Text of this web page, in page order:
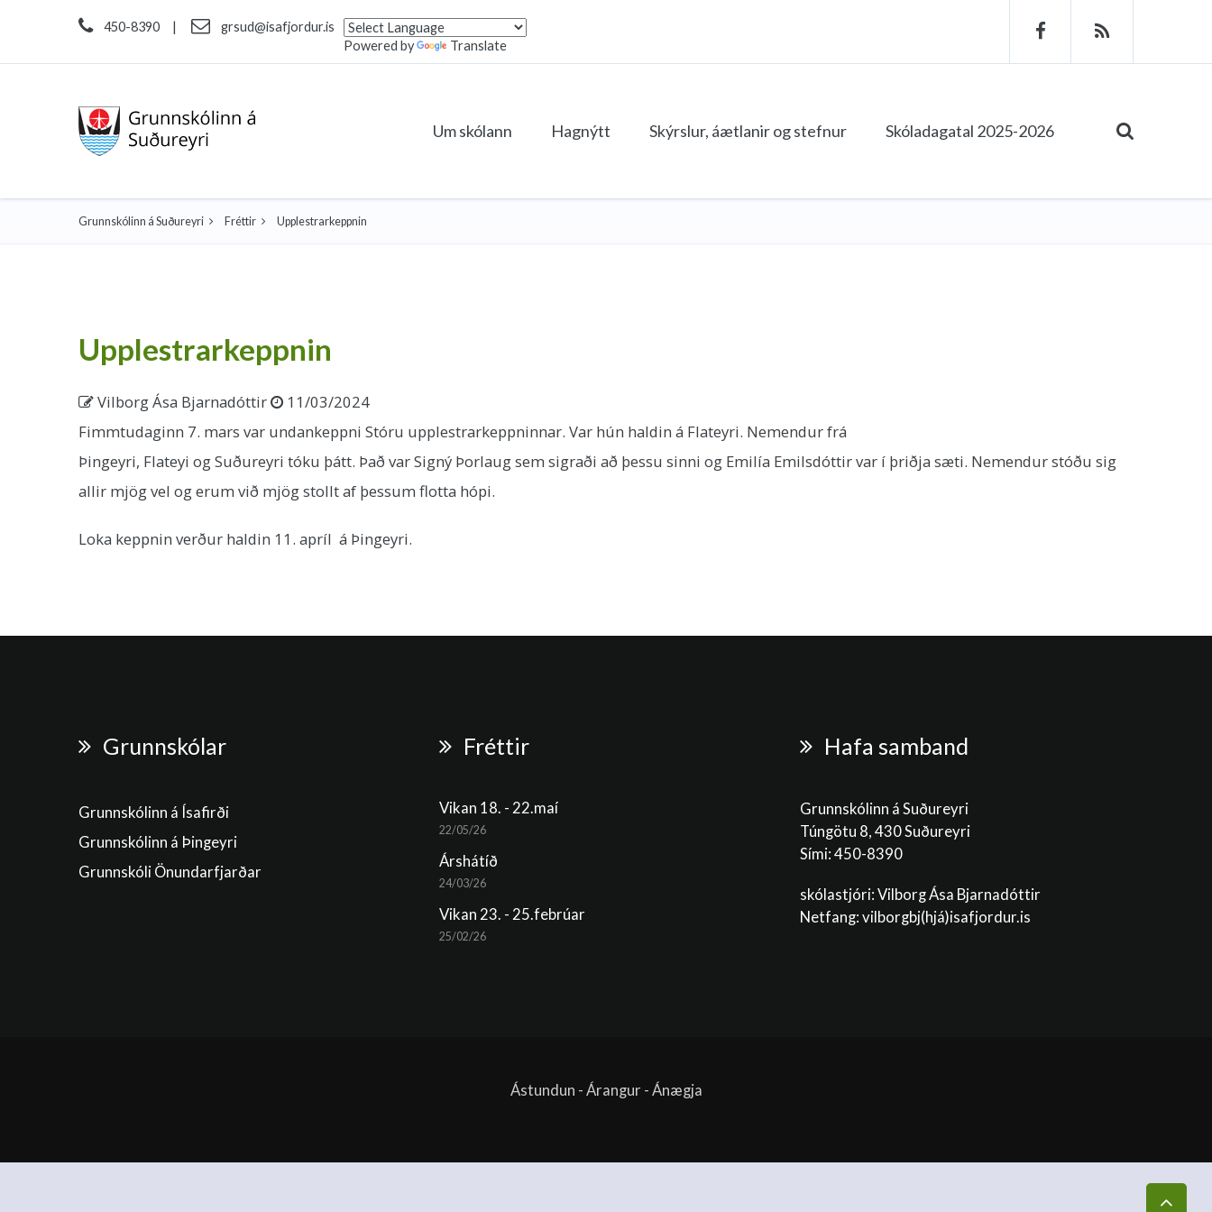
450-8390 |
grsud@isafjordur.is
Powered by
Translate
Um skólann Hagnýtt Skýrslur, áætlanir og stefnur Skóladagatal 2025-2026
Grunnskólinn á Suðureyri Fréttir Upplestrarkeppnin
Upplestrarkeppnin
Vilborg Ása Bjarnadóttir
11/03/2024
Fimmtudaginn 7. mars var undankeppni Stóru upplestrarkeppninnar. Var hún haldin á Flateyri. Nemendur frá
Þingeyri, Flateyi og Suðureyri tóku þátt. Það var Signý Þorlaug sem sigraði að þessu sinni og Emilía Emilsdóttir var í þriðja sæti. Nemendur stóðu sig
allir mjög vel og erum við mjög stollt af þessum flotta hópi.
Loka keppnin verður haldin 11. apríl á Þingeyri.
Grunnskólar
Grunnskólinn á Ísafirði
Grunnskólinn á Þingeyri
Grunnskóli Önundarfjarðar
Fréttir
Vikan 18. - 22.maí
22/05/26
Árshátíð
24/03/26
Vikan 23. - 25.febrúar
25/02/26
Hafa samband
Grunnskólinn á Suðureyri
Túngötu 8, 430 Suðureyri
Sími: 450-8390
skólastjóri: Vilborg Ása Bjarnadóttir
Netfang: vilborgbj(hjá)isafjordur.is
Ástundun - Árangur - Ánægja